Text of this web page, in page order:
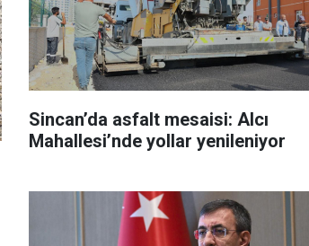
Sincan’da asfalt mesaisi: Alcı
Mahallesi’nde yollar yenileniyor